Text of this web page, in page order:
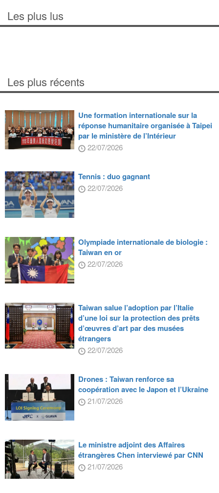
Les plus lus
Les plus récents
Une formation internationale sur la
réponse humanitaire organisée à Taipei
par le ministère de l’Intérieur
22/07/2026
Tennis : duo gagnant
22/07/2026
Olympiade internationale de biologie :
Taiwan en or
22/07/2026
Taiwan salue l’adoption par l’Italie
d’une loi sur la protection des prêts
d’œuvres d’art par des musées
étrangers
22/07/2026
Drones : Taiwan renforce sa
coopération avec le Japon et l’Ukraine
21/07/2026
Le ministre adjoint des Affaires
étrangères Chen interviewé par CNN
21/07/2026